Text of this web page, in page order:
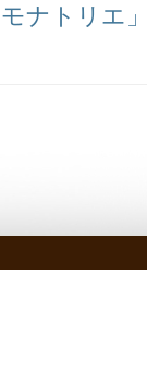
ナトリエ